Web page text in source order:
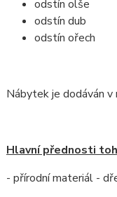
odstín olše
odstín dub
odstín ořech
Nábytek je dodáván
Hlavní přednosti
- přírodní materiál -